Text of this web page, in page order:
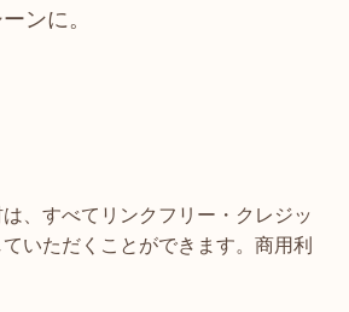
ンに。
は、すべてリンクフリー・クレジッ
ていただくことができます。商用利